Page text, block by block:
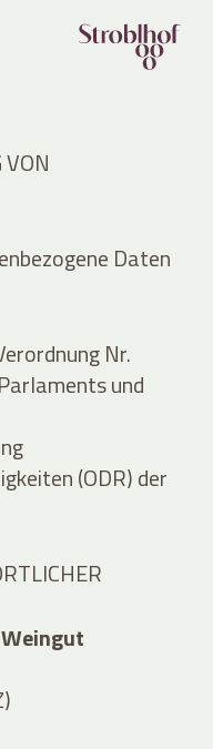
Daten
Nr.
und
(ODR) der